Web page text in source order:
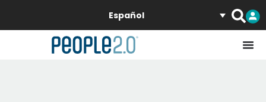
Español